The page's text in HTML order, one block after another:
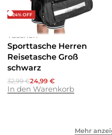
-24% OFF
ReisetaschenWochenende
Taschen
Sporttasche Herren
Reisetasche Groß
schwarz
32,99€24,99 €
In den Warenkorb